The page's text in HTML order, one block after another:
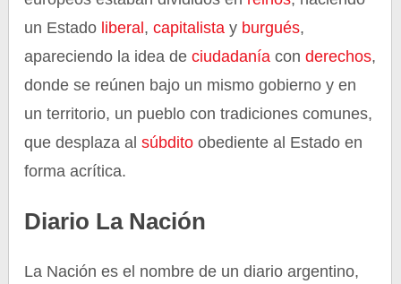
un Estado liberal , capitalista y burgués,
apareciendo la idea de ciudadanía conderechos,
donde se reúnen bajo un mismo gobierno y en
un territorio, un pueblo con tradiciones comunes,
que desplaza al súbdito obediente al Estado en
forma acrítica.
Diario La Nación
La Nación es el nombre de un diario argentino,